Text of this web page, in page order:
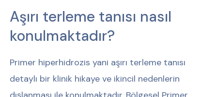
Aşırı terleme tanısı nasıl
konulmaktadır?
Primer hiperhidrozis yani aşırı terleme tanısı
detaylı bir klinik hikaye ve ikincil nedenlerin